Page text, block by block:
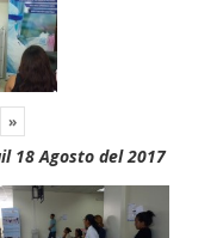
»
18 Agosto del 2017